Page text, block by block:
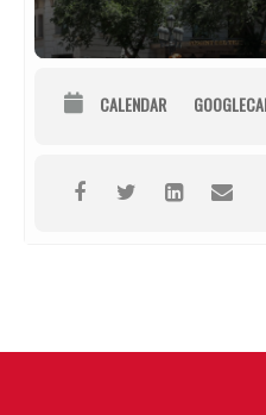
CALENDAR